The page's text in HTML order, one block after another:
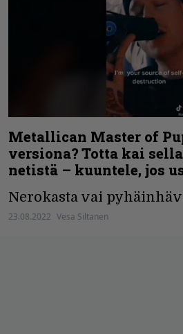
Metallican Master of
versiona? Totta kai
netistä – kuuntele, jos
Nerokasta vai
23.08.2022 Vesa Siltanen